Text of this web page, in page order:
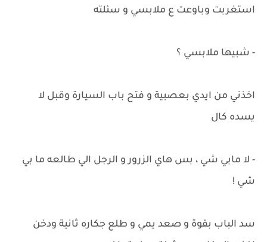
استغربت وباوعت ع ملابسي و سئلته
- شبيها ملابسي ؟
اخذني من ايدي بعصبية و فتح باب السيارة وقبل لا
يسده كال
- لا مابي شي ، بس هاي الزرور و الرجل الي طالعه ما بي
شي !
سد الباب بقوة و صعد يمي و طلع جكاره ثانية ودخن